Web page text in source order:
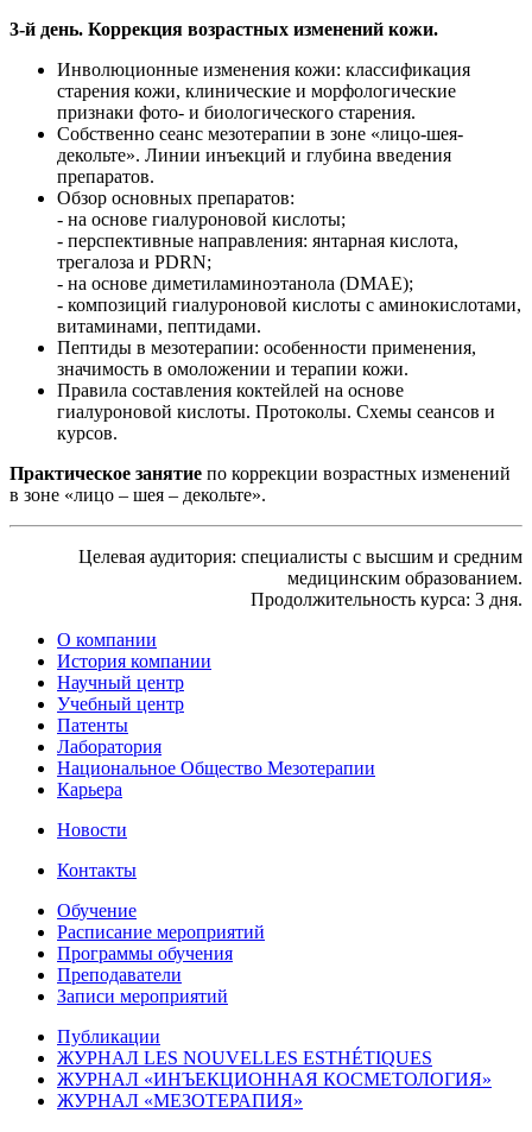
3-й день. Коррекция возрастных изменений кожи.
Инволюционные изменения кожи: классификация
старения кожи, клинические и морфологические
признаки фото- и биологического старения.
Собственно сеанс мезотерапии в зоне «лицо-шея-
декольте». Линии инъекций и глубина введения
препаратов.
Обзор основных препаратов:
- на основе гиалуроновой кислоты;
- перспективные направления: янтарная кислота,
трегалоза и PDRN;
- на основе диметиламиноэтанола (DMAE);
- композиций гиалуроновой кислоты с аминокислотами,
витаминами, пептидами.
Пептиды в мезотерапии: особенности применения,
значимость в омоложении и терапии кожи.
Правила составления коктейлей на основе
гиалуроновой кислоты. Протоколы. Схемы сеансов и
курсов.
Практическое занятие по коррекции возрастных изменений
в зоне «лицо – шея – декольте».
Целевая аудитория: специалисты c высшим и средним
медицинским образованием.
Продолжительность курса: 3 дня.
О компании
История компании
Научный центр
Учебный центр
Патенты
Лаборатория
Национальное Общество Мезотерапии
Карьера
Новости
Контакты
Обучение
Расписание мероприятий
Программы обучения
Преподаватели
Записи мероприятий
Публикации
ЖУРНАЛ LES NOUVELLES ESTHÉTIQUES
ЖУРНАЛ «ИНЪЕКЦИОННАЯ КОСМЕТОЛОГИЯ»
ЖУРНАЛ «МЕЗОТЕРАПИЯ»